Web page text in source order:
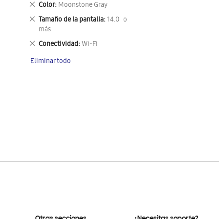
Color Moonstone Gray
Eliminar
este
artículo
Tamaño de la pantalla 14.0" o
más
Eliminar
este
artículo
Conectividad Wi-Fi
Eliminar
artículo
Eliminar todo